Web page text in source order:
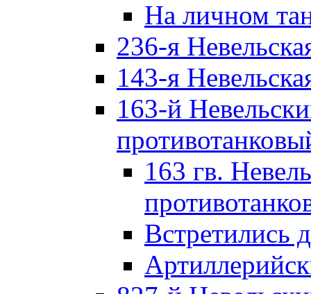
На личном
236-я
143-я
163-й
163 гв.
Встретились